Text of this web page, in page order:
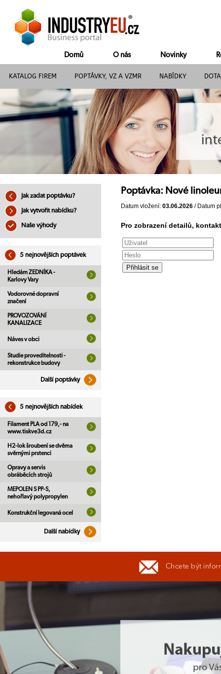
Domů O nás Novinky
KATALOG FIREM POPTÁVKY, VZ A VZMR NABÍDKY
Jak zadat poptávku?
Jak vytvořit nabídku?
Naše výhody
5 nejnovějších poptávek
Hledám ZEDNÍKA -
Karlovy Vary
Vodorovné dopravní
značení
PROVOZOVÁNÍ
KANALIZACE
Náves v obci
Studie proveditelnosti -
rekonstrukce budovy
Další poptávky
5 nejnovějších nabídek
Filament PLA od 179,- na
www.tiskve3d.cz
H2-lok šroubení se dvěma
svěrnými prstenci
Opravy a servis
obráběcích strojů
MEPOLEN S PP-S,
nehořlavý polypropylen
Konstrukční legovaná ocel
Další nabídky
Poptávka: Nové
Datum vložení: 03.06.2026 / Datum
Pro zobrazení detailů,
Chcete být